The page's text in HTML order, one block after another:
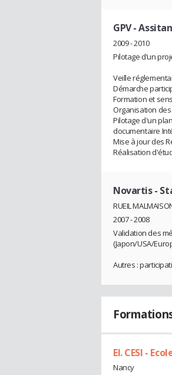
GPV-
2009 - 2010
Pilotage d’un
Veille
Démarche
Formation et
Organisation
Pilotage d'un
documentaire
Mise à jour des
Réalisation
Novartis-
RUEIL
2007 - 2008
Validation des
(Japon/USA/
Autres :
EI. CESI -
Nancy